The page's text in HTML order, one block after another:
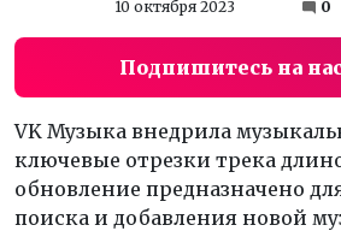
10 октября 2023 0
Подпишитесь на
VK Музыка внедрила
ключевые отрезки трека
обновление предназначено
поиска и добавления новой